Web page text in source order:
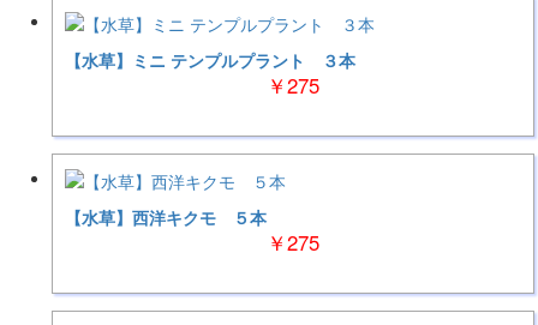
【水草】ミニ テンプルプラント ３本
￥275
【水草】西洋キクモ ５本
￥275